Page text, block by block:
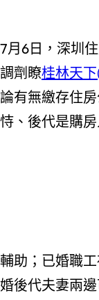
月6日，深圳
劑瞭桂林天
有無繳存住
、後代是購房
助；已婚職
後代夫妻兩